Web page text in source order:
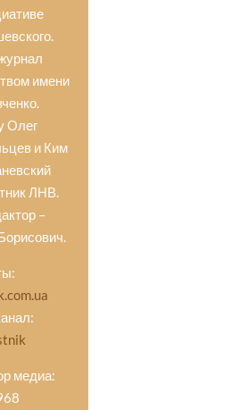
имени
Олег
и Ким
ЛНВ.
–
медиа: